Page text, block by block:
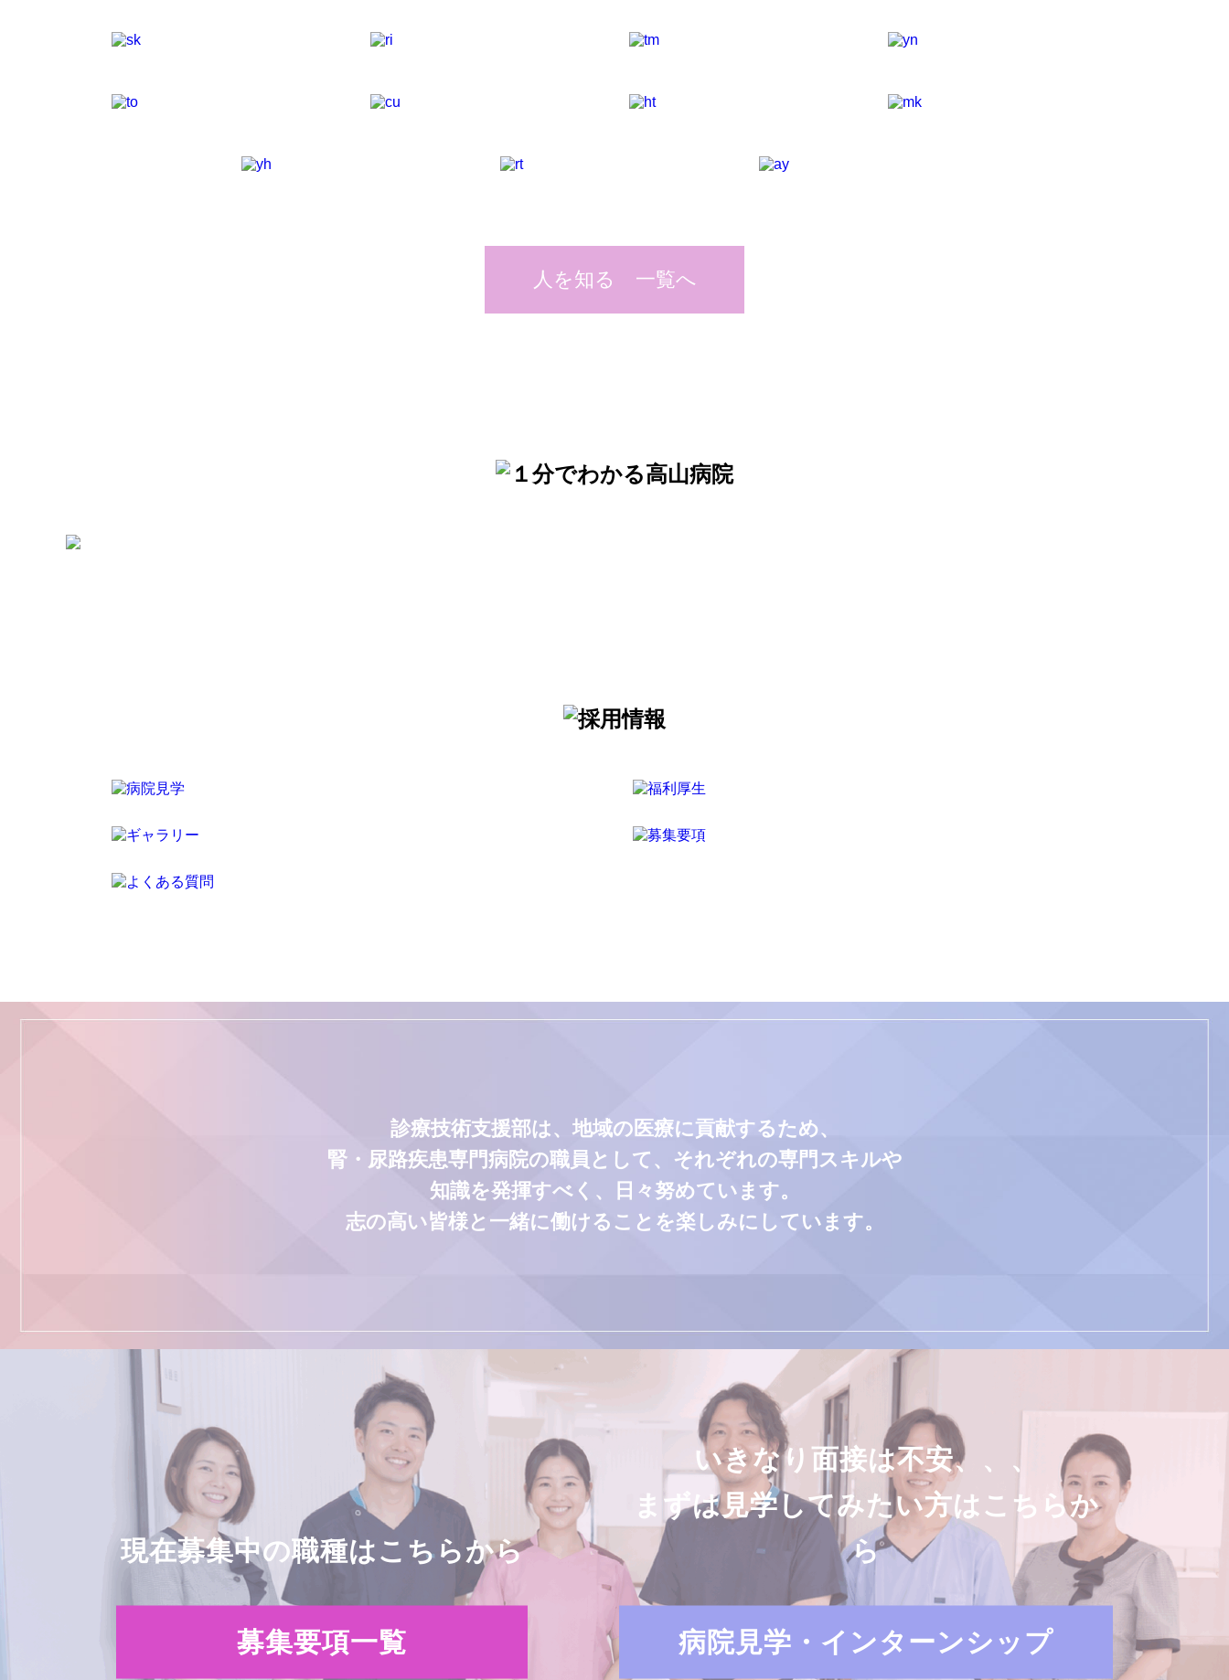
人を知る 一覧へ
診療技術支援部は、地域の医療に貢献するため、
腎・尿路疾患専門病院の職員として、それぞれの専門スキルや
知識を発揮すべく、日々努めています。
志の高い皆様と一緒に働けることを楽しみにしています。
現在募集中の職種はこちらから
募集要項一覧
いきなり面接は不安、、、
まずは見学してみたい方はこちらか
ら
病院見学・インターンシップ